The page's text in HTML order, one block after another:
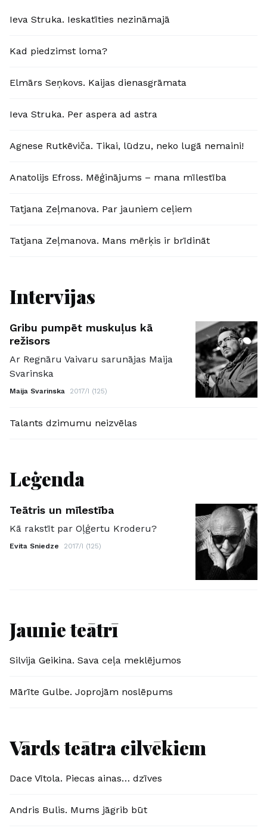
Ieva Struka. Ieskatīties nezināmajā
Kad piedzimst loma?
Elmārs Seņkovs. Kaijas dienasgrāmata
Ieva Struka. Per aspera ad astra
Agnese Rutkēviča. Tikai, lūdzu, neko lugā nemaini!
Anatolijs Efross. Mēģinājums – mana mīlestība
Tatjana Zeļmanova. Par jauniem ceļiem
Tatjana Zeļmanova. Mans mērķis ir brīdināt
Intervijas
Gribu pumpēt muskuļus kā
režisors
Ar Regnāru Vaivaru sarunājas Maija
Svarinska
Maija Svarinska 2017/I (125)
Talants dzimumu neizvēlas
Leģenda
Teātris un mīlestība
Kā rakstīt par Oļģertu Kroderu?
Evita Sniedze 2017/I (125)
Jaunie teātrī
Silvija Geikina. Sava ceļa meklējumos
Mārīte Gulbe. Joprojām noslēpums
Vārds teātra cilvēkiem
Dace Vītola. Piecas ainas… dzīves
Andris Bulis. Mums jāgrib būt